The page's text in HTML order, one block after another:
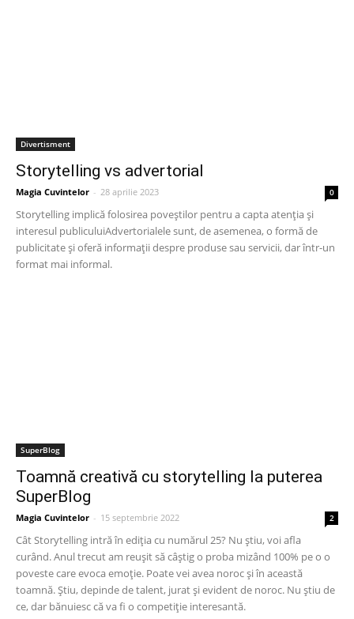
Divertisment
Storytelling vs advertorial
Magia Cuvintelor - 28 aprilie 2023 0
Storytelling implică folosirea poveștilor pentru a capta atenția și
interesul publiculuiAdvertorialele sunt, de asemenea, o formă de
publicitate și oferă informații despre produse sau servicii, dar într-un
format mai informal.
SuperBlog
Toamnă creativă cu storytelling la puterea
SuperBlog
Magia Cuvintelor - 15 septembrie 2022 2
Cât Storytelling intră în ediția cu numărul 25? Nu știu, voi afla
curând. Anul trecut am reușit să câștig o proba mizând 100% pe o o
poveste care evoca emoție. Poate vei avea noroc și în această
toamnă. Știu, depinde de talent, jurat și evident de noroc. Nu știu de
ce, dar bănuiesc că va fi o competiție interesantă.